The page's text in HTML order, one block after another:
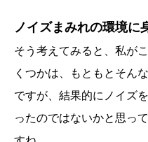
ノイズまみれの環境に
そう考えてみると、私が
くつかは、もともとそん
ですが、結果的にノイズ
ったのではないかと思っ